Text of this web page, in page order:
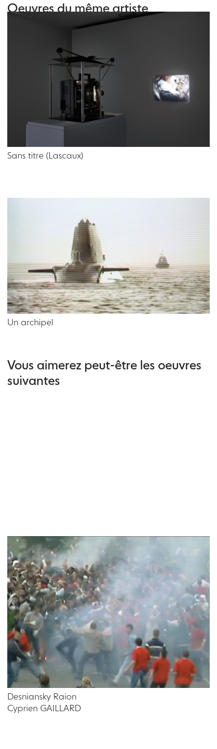
Oeuvres du même artiste
Sans titre (Lascaux)
Un archipel
Vous aimerez peut-être les oeuvres
suivantes
Desniansky Raion
Cyprien GAILLARD